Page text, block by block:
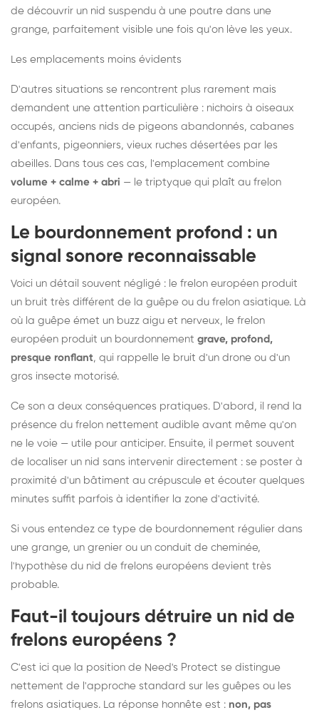
de découvrir un nid suspendu à une poutre dans une
grange, parfaitement visible une fois qu'on lève les yeux.
Les emplacements moins évidents
D'autres situations se rencontrent plus rarement mais
demandent une attention particulière : nichoirs à oiseaux
occupés, anciens nids de pigeons abandonnés, cabanes
d'enfants, pigeonniers, vieux ruches désertées par les
abeilles. Dans tous ces cas, l'emplacement combine
volume + calme + abri — le triptyque qui plaît au frelon
européen.
Le bourdonnement profond : un
signal sonore reconnaissable
Voici un détail souvent négligé : le frelon européen produit
un bruit très différent de la guêpe ou du frelon asiatique. Là
où la guêpe émet un buzz aigu et nerveux, le frelon
européen produit un bourdonnement grave, profond,
presque ronflant, qui rappelle le bruit d'un drone ou d'un
gros insecte motorisé.
Ce son a deux conséquences pratiques. D'abord, il rend la
présence du frelon nettement audible avant même qu'on
ne le voie — utile pour anticiper. Ensuite, il permet souvent
de localiser un nid sans intervenir directement : se poster à
proximité d'un bâtiment au crépuscule et écouter quelques
minutes suffit parfois à identifier la zone d'activité.
Si vous entendez ce type de bourdonnement régulier dans
une grange, un grenier ou un conduit de cheminée,
l'hypothèse du nid de frelons européens devient très
probable.
Faut-il toujours détruire un nid de
frelons européens ?
C'est ici que la position de Need's Protect se distingue
nettement de l'approche standard sur les guêpes ou les
frelons asiatiques. La réponse honnête est : non, pas